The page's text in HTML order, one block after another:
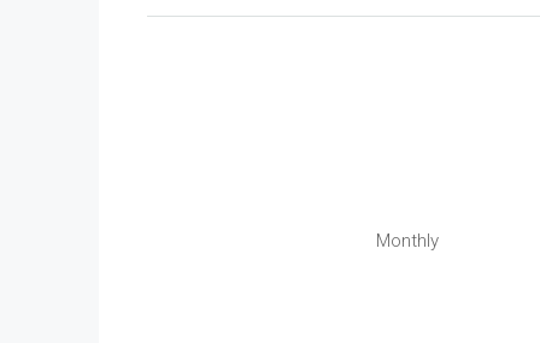
Monthly